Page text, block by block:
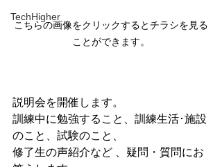
TechHigher
こちらの画像をクリックするとチラシを見る
ことができます。
説明会を開催します。
訓練中に勉強すること、訓練生活･施設
のこと、試験のこと、
修了生の声紹介など 、疑問・質問にお